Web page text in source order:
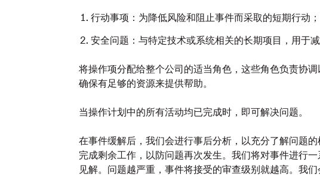
行动事项：为降低风险和阻止事件而采取的短期行动
安全问题：与特定技术或系统相关的长期项目，用于
将操作项分配给整个公司的适当角色，这些角色负责协
确保有足够的资源来提供帮助。
当操作计划中的所有活动均已完成时，即可解决问题。
在事件缓解后，我们会进行事后分析，以充分了解问题
完成剩余工作，以防问题再次发生。我们将对事件进行
见解。问题越严重，事件将接受的审查级别就越高。我